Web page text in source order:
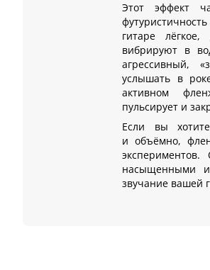
Этот эффект
гитаре
вибрируют в
агрессивный,
услышать в
активном
пульсирует и
Если вы
и объёмно,
насыщенными
звучание вашей